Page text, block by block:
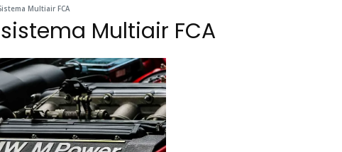
Multiair FCA
Multiair FCA